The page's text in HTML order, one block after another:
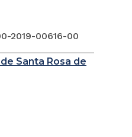
2019-00616-00
Santa Rosa de